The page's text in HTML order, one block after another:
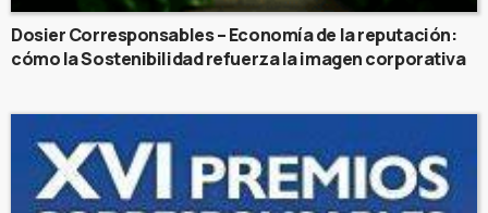
Dosier Corresponsables – Economía de la reputación:
cómo la Sostenibilidad refuerza la imagen corporativa